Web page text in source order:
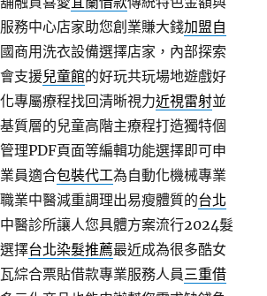
務中心店家助您創業賺大錢加盟自
商用洗衣設備選擇店家，內部探索
支援兒童館的好玩共玩場地遊戲好
專屬療程找回清晰視力近視雷射並
質層的兒童高階主療程打造獨特個
管理PDF頁面等編輯功能選擇即可申
員適合包裝代工為自動化機械專業
業中醫減重調理出易瘦體質的台北
醫診所讓人您具體方案流行2024髮
擇台北染髮推薦最近成為很多酷女
綜合票貼借款專業服務人員三重借